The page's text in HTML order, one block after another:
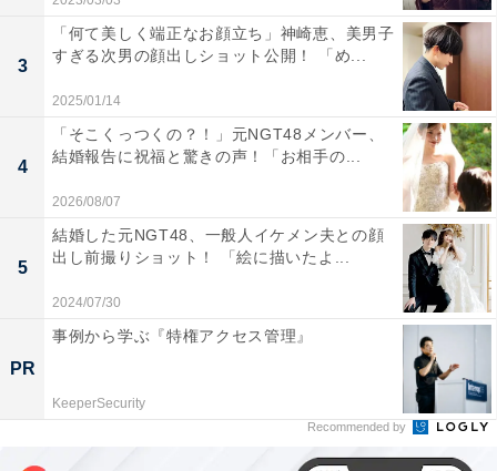
3
「何て美しく端正なお顔立ち」神崎恵、美男子
すぎる次男の顔出しショット公開！ 「め...
2025/01/14
4
「そこくっつくの？！」元NGT48メンバー、
結婚報告に祝福と驚きの声！「お相手の...
2026/08/07
5
結婚した元NGT48、一般人イケメン夫との顔
出し前撮りショット！ 「絵に描いたよ...
2024/07/30
PR
事例から学ぶ『特権アクセス管理』
KeeperSecurity
Recommended by